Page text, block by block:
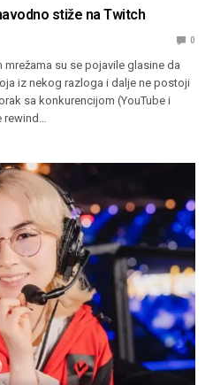
stiže na Twitch
0
su se pojavile glasine da
iz nekog razloga i dalje ne postoji
sa konkurencijom (YouTube i
rewind…